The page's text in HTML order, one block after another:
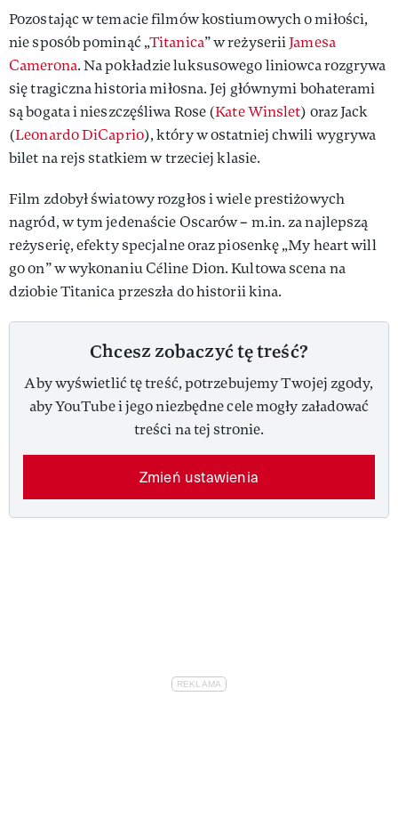
Pozostając w temacie filmów kostiumowych o miłości,
nie sposób pominąć „Titanica” w reżyseriiJamesa
Camerona. Na pokładzie luksusowego liniowca rozgrywa
się tragiczna historia miłosna. Jej głównymi bohaterami
są bogata i nieszczęśliwa Rose (Kate Winslet) oraz Jack
(Leonardo DiCaprio), który w ostatniej chwili wygrywa
bilet na rejs statkiem w trzeciej klasie.
Film zdobył światowy rozgłos i wiele prestiżowych
nagród, w tym jedenaście Oscarów – m.in. za najlepszą
reżyserię, efekty specjalne oraz piosenkę „My heart will
go on” w wykonaniu Céline Dion. Kultowa scena na
dziobie Titanica przeszła do historii kina.
Chcesz zobaczyć tę treść?
Aby wyświetlić tę treść, potrzebujemy Twojej zgody,
aby YouTube i jego niezbędne cele mogły załadować
treści na tej stronie.
Zmień ustawienia